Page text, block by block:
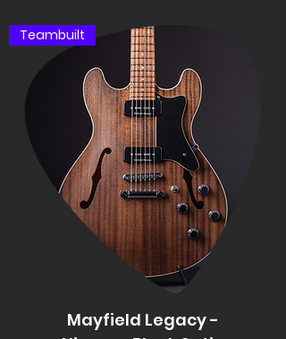
Teambuilt
Mayfield Legacy -